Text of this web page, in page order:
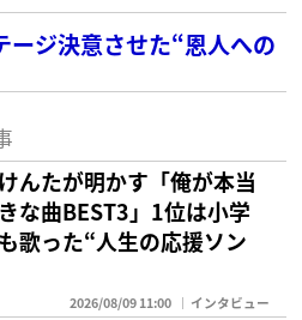
ージ決意させた“恩人への
んたが明かす「俺が本当
な曲BEST3」1位は小学
歌った“人生の応援ソン
2026/08/09 11:00 インタビュー